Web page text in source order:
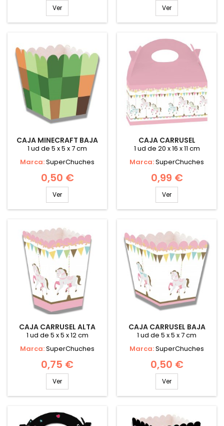
Ver Ver
CAJA MINECRAFT BAJA
1 ud de 5 x 5 x 7 cm
Marca:SuperChuches
0,50 €
Ver
CAJA CARRUSEL
1 ud de 20 x 16 x 11 cm
Marca:SuperChuches
0,99 €
Ver
CAJA CARRUSEL ALTA
1 ud de 5 x 5 x 12 cm
Marca:SuperChuches
0,75 €
Ver
CAJA CARRUSEL BAJA
1 ud de 5 x 5 x 7 cm
Marca:SuperChuches
0,50 €
Ver